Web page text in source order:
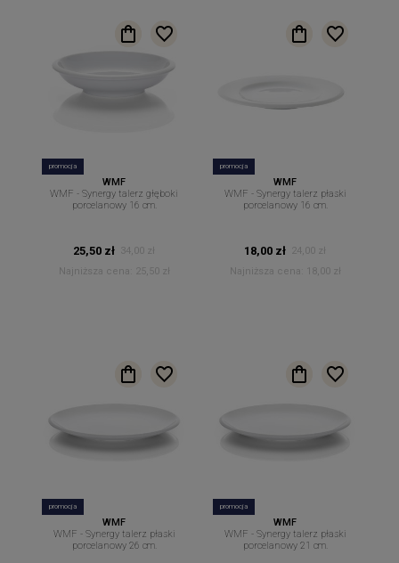
promocja
WMF
WMF - Synergy talerz głęboki
porcelanowy 16 cm.
25,50 zł
34,00 zł
Najniższa cena:
25,50 zł
promocja
WMF
WMF - Synergy talerz płaski
porcelanowy 16 cm.
18,00 zł 24,00 zł
Najniższa cena:
18,00 zł
promocja
WMF
WMF - Synergy talerz płaski
porcelanowy 26 cm.
promocja
WMF
WMF - Synergy talerz płaski
porcelanowy 21 cm.